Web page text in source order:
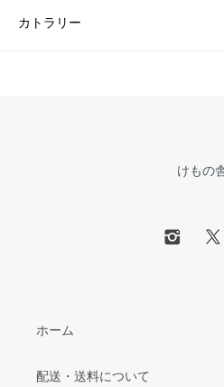
カトラリー
けもの
ホーム
配送・送料について